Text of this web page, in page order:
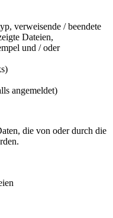
verweisende / beendete
Dateien,
und / oder
angemeldet)
die von oder durch die